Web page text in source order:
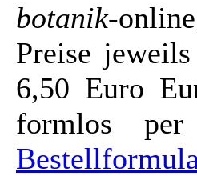
botanik-
Preise
6,50 Euro
formlos